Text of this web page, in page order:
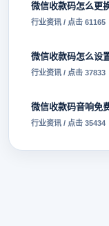
微信收款码怎么更
行业资讯 / 点击 61165
微信收款码怎么设
行业资讯 / 点击 37833
微信收款码音响免
行业资讯 / 点击 35434